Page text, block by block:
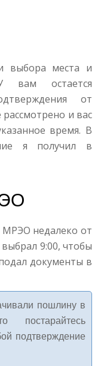
выбора места и
вам остается
от
и вас
время. В
я получил в
недалеко от
9:00, чтобы
документы в
пошлину в
постарайтесь
подтверждение